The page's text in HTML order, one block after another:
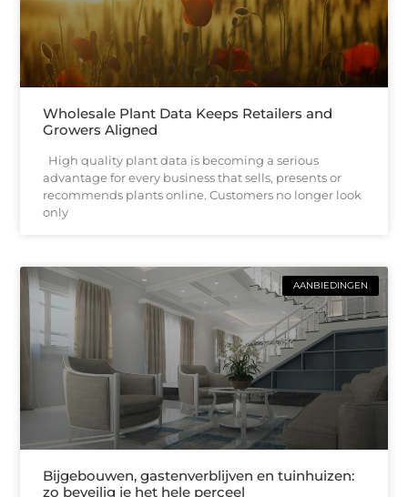
Wholesale Plant Data Keeps Retailers and
Growers Aligned
High quality plant data is becoming a serious
advantage for every business that sells, presents or
recommends plants online. Customers no longer look
only
AANBIEDINGEN
Bijgebouwen, gastenverblijven en tuinhuizen:
zo beveilig je het hele perceel